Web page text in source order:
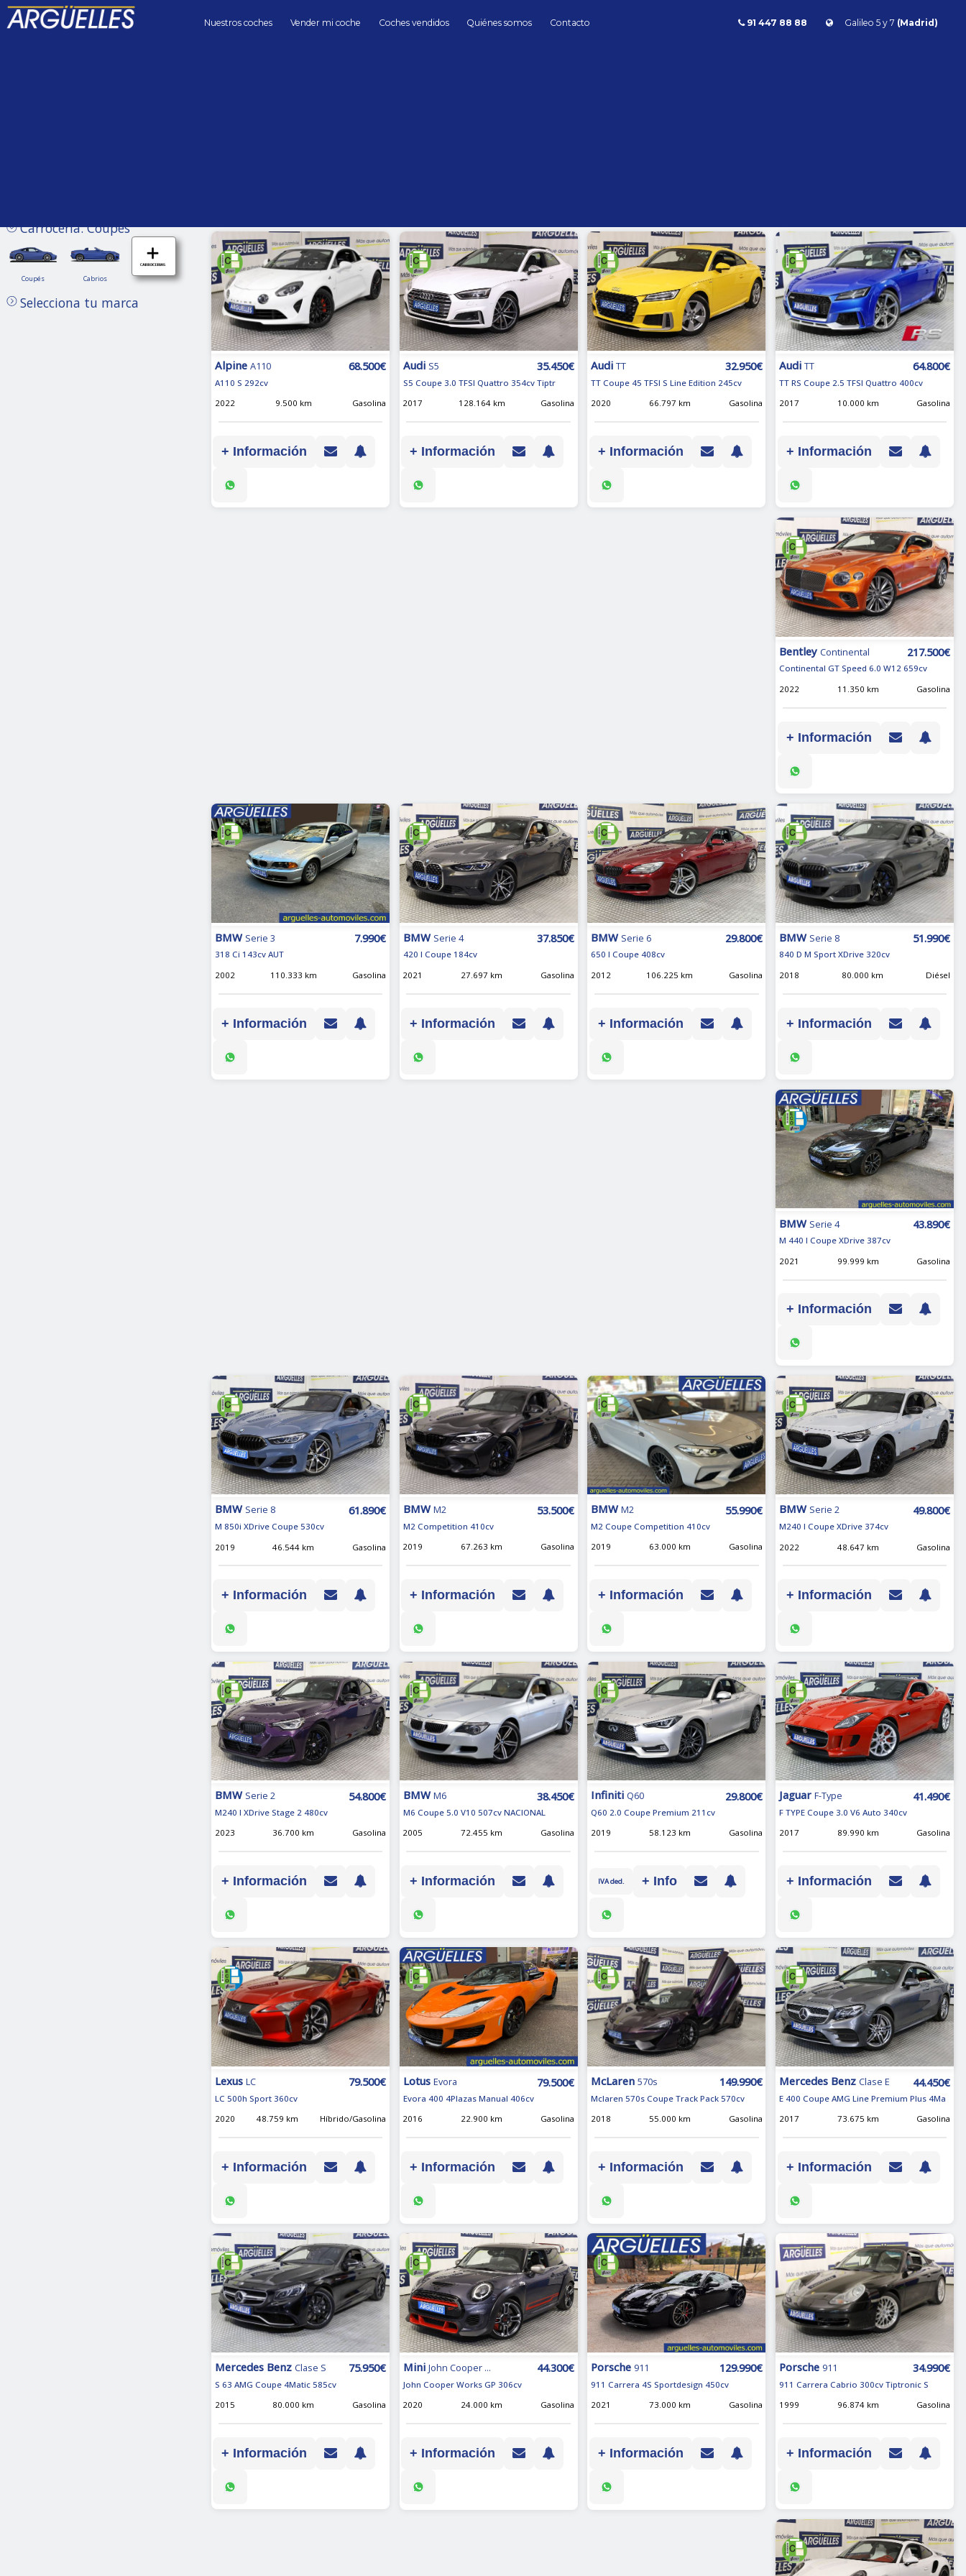
Nuestros coches Vender mi coche Coches vendidos Quiénes somos Contacto 91 447 88 88 Galileo 5 y 7 (Madrid)
Alpine A110 68.500€
A110 S 292cv
2022
9.500 km Gasolina
+ Información
Audi S5 35.450€
S5 Coupe 3.0 TFSI Quattro 354cv Tiptr
2017
128.164 km Gasolina
+ Información
Audi TT 32.950€
TT Coupe 45 TFSI S Line Edition 245cv
2020
66.797 km Gasolina
+ Información
Audi TT 64.800€
TT RS Coupe 2.5 TFSI Quattro 400cv
2017
10.000 km Gasolina
+ Información
Bentley Continental 217.500€
Continental GT Speed 6.0 W12 659cv
2022
11.350 km Gasolina
+ Información
BMW Serie 3 7.990€
318 Ci 143cv AUT
2002
110.333 km Gasolina
+ Información
BMW Serie 4 37.850€
420 I Coupe 184cv
2021
27.697 km Gasolina
+ Información
BMW Serie 6 29.800€
650 I Coupe 408cv
2012
106.225 km Gasolina
+ Información
BMW Serie 8 51.990€
840 D M Sport XDrive 320cv
2018
80.000 km Diésel
+ Información
BMW Serie 4 43.890€
M 440 I Coupe XDrive 387cv
2021
99.999 km Gasolina
+ Información
BMW Serie 8 61.890€
M 850i XDrive Coupe 530cv
2019
46.544 km Gasolina
+ Información
BMW M2 53.500€
M2 Competition 410cv
2019
67.263 km Gasolina
+ Información
BMW M2 55.990€
M2 Coupe Competition 410cv
2019
63.000 km Gasolina
+ Información
BMW Serie 2 49.800€
M240 I Coupe XDrive 374cv
2022
48.647 km Gasolina
+ Información
BMW Serie 2 54.800€
M240 I XDrive Stage 2 480cv
2023
36.700 km Gasolina
+ Información
BMW M6 38.450€
M6 Coupe 5.0 V10 507cv NACIONAL
2005
72.455 km Gasolina
+ Información
Infiniti Q60 29.800€
Q60 2.0 Coupe Premium 211cv
2019
58.123 km Gasolina
IVA ded. + Info
Jaguar F-Type 41.490€
F TYPE Coupe 3.0 V6 Auto 340cv
2017
89.990 km Gasolina
+ Información
Lexus LC 79.500€
LC 500h Sport 360cv
2020
48.759 km Híbrido/Gasolina
+ Información
Lotus Evora 79.500€
Evora 400 4Plazas Manual 406cv
2016
22.900 km Gasolina
+ Información
McLaren 570s 149.990€
Mclaren 570s Coupe Track Pack 570cv
2018
55.000 km Gasolina
+ Información
Mercedes Benz Clase E 44.450€
E 400 Coupe AMG Line Premium Plus 4Ma
2017
73.675 km Gasolina
+ Información
Mercedes Benz Clase S 75.950€
S 63 AMG Coupe 4Matic 585cv
2015
80.000 km Gasolina
+ Información
Mini John Cooper ... 44.300€
John Cooper Works GP 306cv
2020
24.000 km Gasolina
+ Información
Porsche 911 129.990€
911 Carrera 4S Sportdesign 450cv
2021
73.000 km Gasolina
+ Información
Porsche 911 34.990€
911 Carrera Cabrio 300cv Tiptronic S
1999
96.874 km Gasolina
+ Información
Carrocería: Coupes
CoupésCoupés CabriosCabrios
Selecciona tu marca